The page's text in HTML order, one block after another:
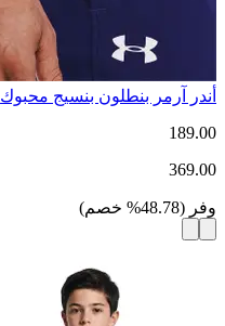
أندر آرمر بنطلون بنسيج محبوك
189.00
369.00
وفر (
48.78
% خصم)